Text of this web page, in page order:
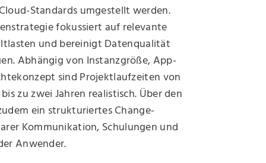
Standards umgestellt werden.
fokussiert auf relevante
und bereinigt Datenqualität
Abhängig von Instanzgröße, App-
sind Projektlaufzeiten von
zu zwei Jahren realistisch. Über den
ein strukturiertes Change-
Kommunikation, Schulungen und
Anwender.